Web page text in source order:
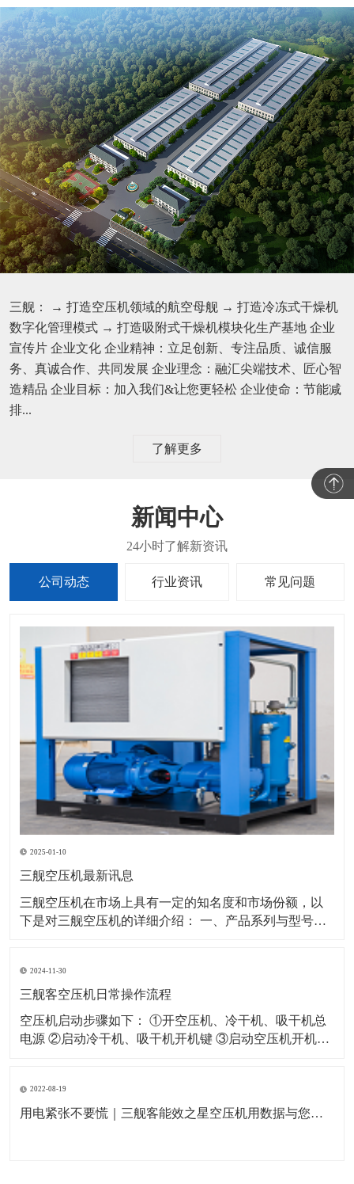
三舰： → 打造空压机领域的航空母舰 → 打造冷冻式干燥机
数字化管理模式 → 打造吸附式干燥机模块化生产基地 企业
宣传片 企业文化 企业精神：立足创新、专注品质、诚信服
务、真诚合作、共同发展 企业理念：融汇尖端技术、匠心智
造精品 企业目标：加入我们&让您更轻松 企业使命：节能减
排...
了解更多
新闻中心
公司动态 行业资讯 常见问题
2025-01-10
三舰空压机最新讯息
​三舰空压机在市场上具有一定的知名度和市场份额，以
下是对三舰空压机的详细介绍： 一、产品系列与型号三
系列：该系列空压机采用一级压缩永磁变频技术，具有
节能、省电、低噪音等特点。例如
2024-11-30
三舰客空压机日常操作流程
空压机启动步骤如下： ①开空压机、冷干机、吸干机总
电源 ②启动冷干机、吸干机开机键 ③启动空压机开机键
关闭空压机及冷干机、吸干机总电源 空压机日常作业指
导如下： ①每天开机
2022-08-19
用电紧张不要慌｜三舰客能效之星空压机用数据与您一起节能省电